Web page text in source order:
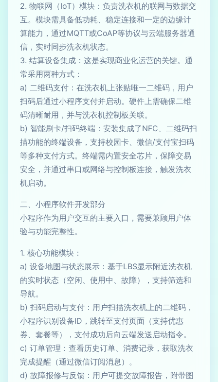
2. 物联网（IoT）模块：负责洗衣机的联网与数据交
互。模块需具备低功耗、稳定连接和一定的边缘计
算能力，通过MQTT或CoAP等协议与云端服务器通
信，实时同步洗衣机状态。
3. 结算设备集成：这是实现商业化运营的关键。通
常采用两种方式：
a) 二维码支付：在洗衣机上张贴唯一二维码，用户
扫码后通过小程序支付并启动。硬件上需确保二维
码清晰耐用，并与洗衣机控制板关联。
b) 智能刷卡/扫码终端：安装集成了NFC、二维码扫
描功能的终端设备，支持校园卡、微信/支付宝扫码
等多种支付方式。终端需内置安全芯片，保障交易
安全，并通过串口或网络与控制板连接，触发洗衣
机启动。
二、小程序软件开发部分
小程序作为用户交互的主要入口，需要兼顾用户体
验与功能完整性。
1. 核心功能模块：
a) 设备地图与状态展示：基于LBS显示附近洗衣机
的实时状态（空闲、使用中、故障），支持筛选和
导航。
b) 扫码启动与支付：用户扫描洗衣机上的二维码，
小程序识别设备ID，跳转至支付页面（支持优惠
券、套餐等），支付成功后向云端发送启动指令。
c) 订单管理：查看历史订单、消费记录，获取洗衣
完成提醒（通过微信订阅消息）。
d) 故障报修与反馈：用户可提交故障报告，附带图